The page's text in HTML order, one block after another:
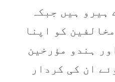
ہیرو ہیں جبکہ
کو اپنا
ہندو مؤرخین
ان کی کردار